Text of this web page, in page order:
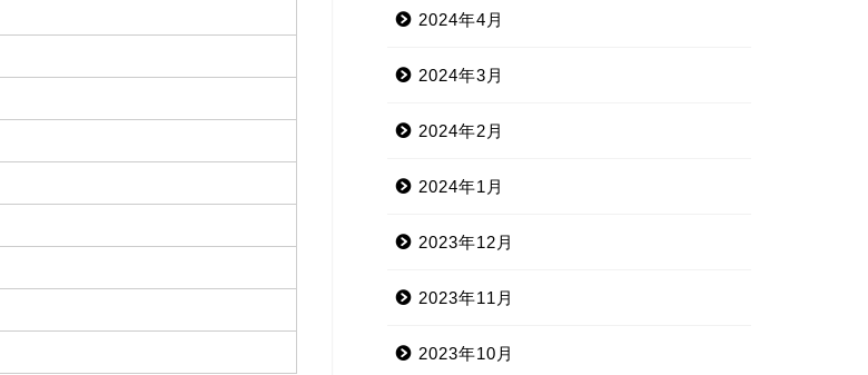
2024年4月
2024年3月
2024年2月
2024年1月
2023年12月
2023年11月
2023年10月